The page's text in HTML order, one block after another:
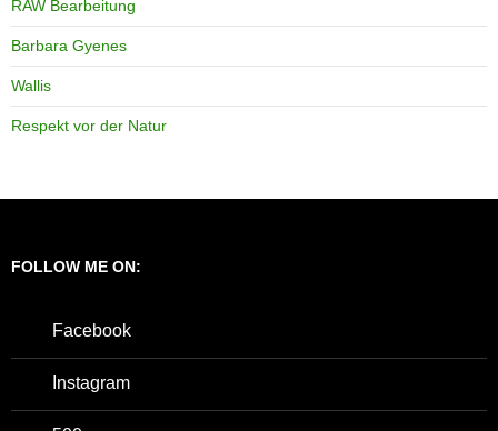
RAW Bearbeitung
Barbara Gyenes
Wallis
Respekt vor der Natur
FOLLOW ME ON:
Facebook
Instagram